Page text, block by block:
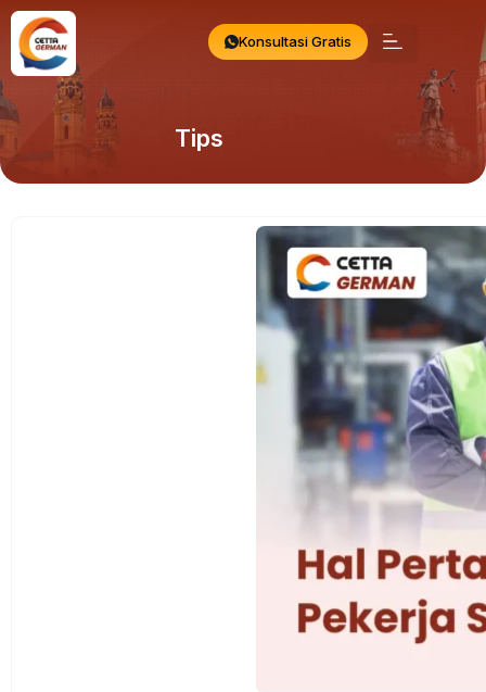
Konsultasi Gratis
Tips